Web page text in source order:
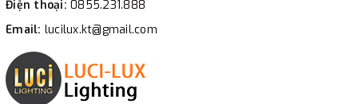
Điện thoại: 0855.231.888
Email: lucilux.kt@gmail.com